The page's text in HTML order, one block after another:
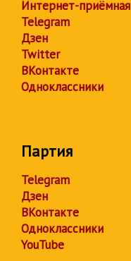
Интернет-приёмная
Telegram
Дзен
Twitter
ВКонтакте
Одноклассники
Партия
Telegram
Дзен
ВКонтакте
Одноклассники
YouTube